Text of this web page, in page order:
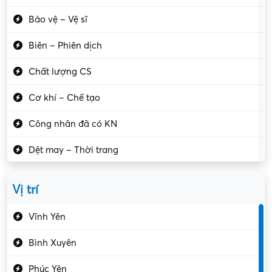
Bảo vệ – Vệ sĩ
Biên – Phiên dịch
Chất lượng CS
Cơ khí – Chế tạo
Công nhân đã có KN
Dệt may – Thời trang
Vị trí
Vĩnh Yên
Bình Xuyên
Phúc Yên